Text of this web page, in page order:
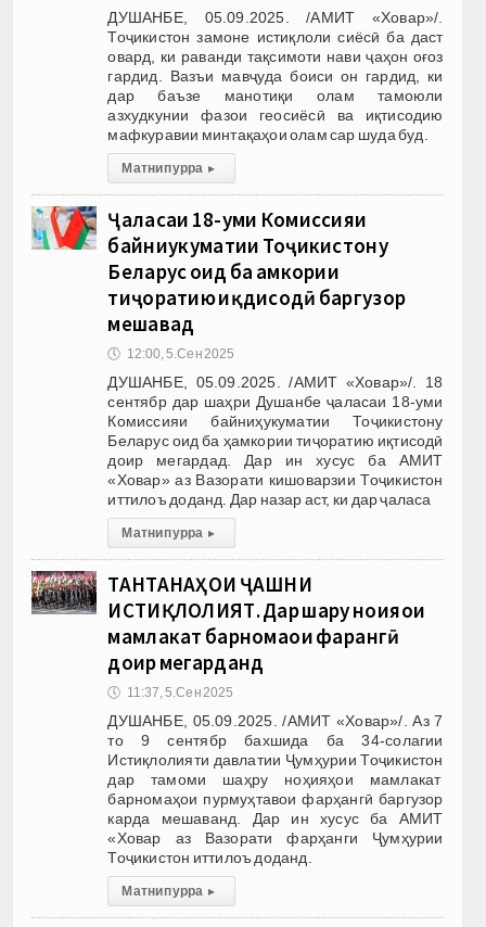
ДУШАНБЕ, 05.09.2025. /АМИТ «Ховар»/.
Тоҷикистон замоне истиқлоли сиёсӣ ба даст
овард, ки раванди тақсимоти нави ҷаҳон оғоз
гардид. Вазъи мавҷуда боиси он гардид, ки
дар баъзе манотиқи олам тамоюли
азхудкунии фазои геосиёсӣ ва иқтисодию
мафкуравии минтақаҳои олам сар шуда буд.
Матни пурра ▸
Ҷаласаи 18-уми Комиссияи
байниҳукуматии Тоҷикистону
Беларус оид ба ҳамкории
тиҷоратию иқдисодӣ баргузор
мешавад
🕔 12:00, 5.Сен 2025
ДУШАНБЕ, 05.09.2025. /АМИТ «Ховар»/. 18
сентябр дар шаҳри Душанбе ҷаласаи 18-уми
Комиссияи байниҳукуматии Тоҷикистону
Беларус оид ба ҳамкории тиҷоратию иқтисодӣ
доир мегардад. Дар ин хусус ба АМИТ
«Ховар» аз Вазорати кишоварзии Тоҷикистон
иттилоъ доданд. Дар назар аст, ки дар ҷаласа
Матни пурра ▸
ТАНТАНАҲОИ ҶАШНИ
ИСТИҚЛОЛИЯТ. Дар шаҳру ноҳияҳои
мамлакат барномаҳои фарҳангӣ
доир мегарданд
🕔 11:37, 5.Сен 2025
ДУШАНБЕ, 05.09.2025. /АМИТ «Ховар»/. Аз 7
то 9 сентябр бахшида ба 34-солагии
Истиқлолияти давлатии Ҷумҳурии Тоҷикистон
дар тамоми шаҳру ноҳияҳои мамлакат
барномаҳои пурмуҳтавои фарҳангӣ баргузор
карда мешаванд. Дар ин хусус ба АМИТ
«Ховар аз Вазорати фарҳанги Ҷумҳурии
Тоҷикистон иттилоъ доданд.
Матни пурра ▸